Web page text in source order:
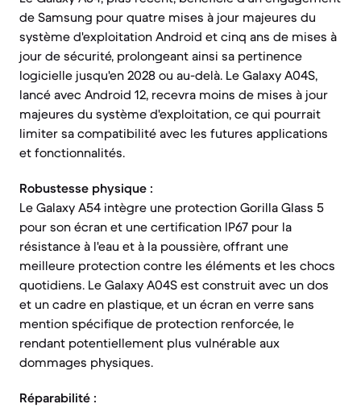
de Samsung pour quatre mises à jour majeures du
système d'exploitation Android et cinq ans de mises à
jour de sécurité, prolongeant ainsi sa pertinence
logicielle jusqu'en 2028 ou au-delà. Le Galaxy A04S,
lancé avec Android 12, recevra moins de mises à jour
majeures du système d'exploitation, ce qui pourrait
limiter sa compatibilité avec les futures applications
et fonctionnalités.
Robustesse physique :
Le Galaxy A54 intègre une protection Gorilla Glass 5
pour son écran et une certification IP67 pour la
résistance à l'eau et à la poussière, offrant une
meilleure protection contre les éléments et les chocs
quotidiens. Le Galaxy A04S est construit avec un dos
et un cadre en plastique, et un écran en verre sans
mention spécifique de protection renforcée, le
rendant potentiellement plus vulnérable aux
dommages physiques.
Réparabilité :